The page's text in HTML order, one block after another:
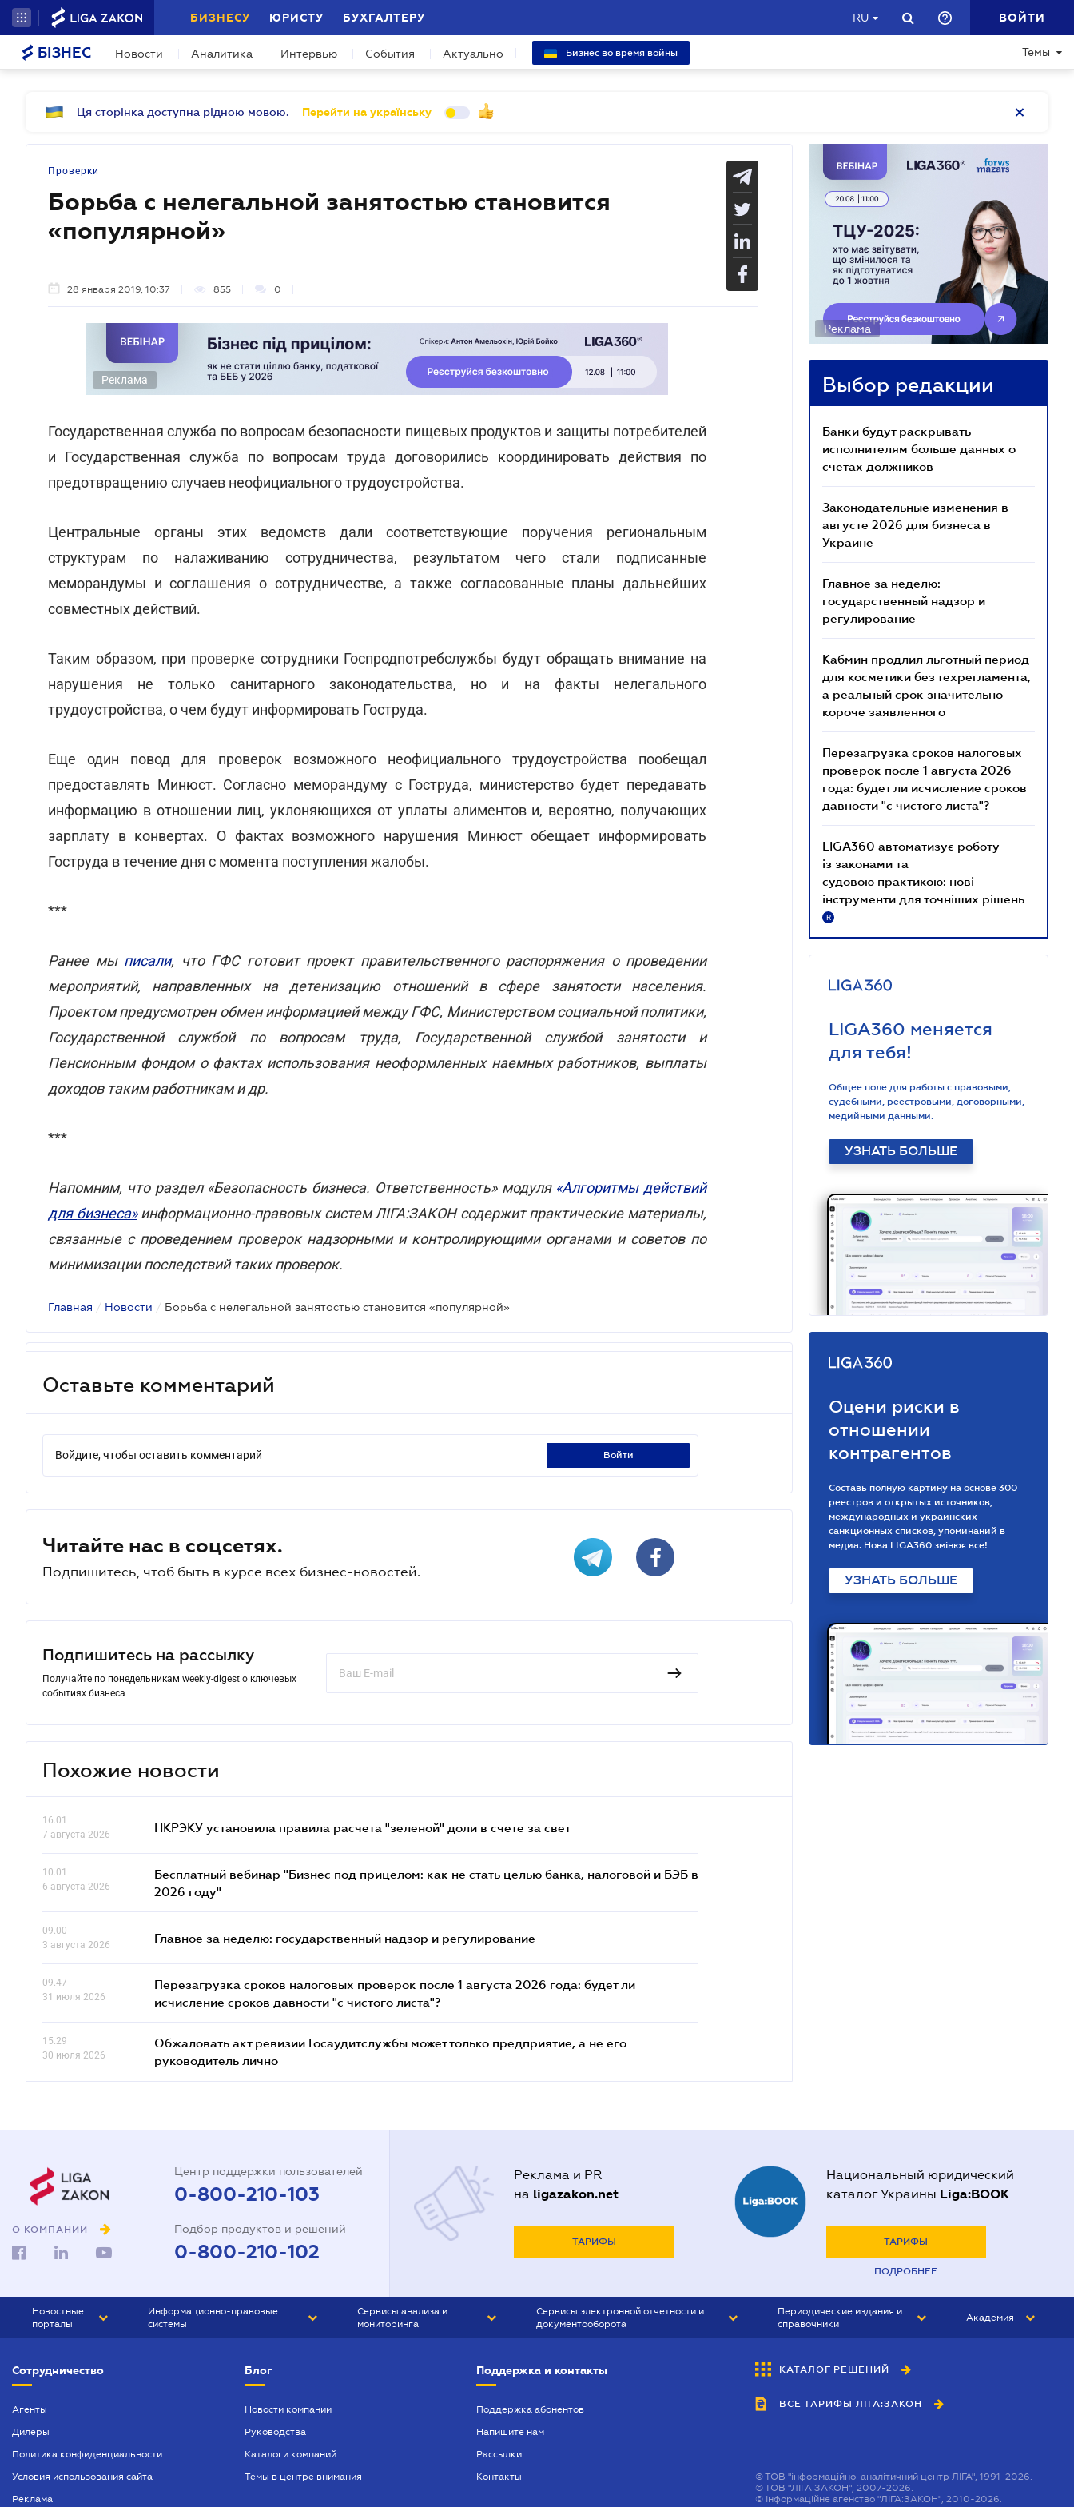
БИЗНЕСУ ЮРИСТУ БУХГАЛТЕРУ RU ВОЙТИ
БІЗНЕС Новости Аналитика Интервью События Актуально Бизнес во время войны Темы
Ця сторінка доступна рідною мовою. Перейти на українську
Проверки
Борьба с нелегальной занятостью становится
«популярной»
28 января 2019, 10:37 855 0
Реклама
Государственная служба по вопросам безопасности пищевых продуктов и защиты потребителей
и Государственная служба по вопросам труда договорились координировать действия по
предотвращению случаев неофициального трудоустройства.
Центральные органы этих ведомств дали соответствующие поручения региональным
структурам по налаживанию сотрудничества, результатом чего стали подписанные
меморандумы и соглашения о сотрудничестве, а также согласованные планы дальнейших
совместных действий.
Таким образом, при проверке сотрудники Госпродпотребслужбы будут обращать внимание на
нарушения не только санитарного законодательства, но и на факты нелегального
трудоустройства, о чем будут информировать Гоструда.
Еще один повод для проверок возможного неофициального трудоустройства пообещал
предоставлять Минюст. Согласно меморандуму с Гоструда, министерство будет передавать
информацию в отношении лиц, уклоняющихся от уплаты алиментов и, вероятно, получающих
зарплату в конвертах. О фактах возможного нарушения Минюст обещает информировать
Гоструда в течение дня с момента поступления жалобы.
***
Ранее мы писали, что ГФС готовит проект правительственного распоряжения о проведении
мероприятий, направленных на детенизацию отношений в сфере занятости населения.
Проектом предусмотрен обмен информацией между ГФС, Министерством социальной политики,
Государственной службой по вопросам труда, Государственной службой занятости и
Пенсионным фондом о фактах использования неоформленных наемных работников, выплаты
доходов таким работникам и др.
***
Напомним, что раздел «Безопасность бизнеса. Ответственность» модуля «Алгоритмы действий
для бизнеса»информационно-правовых систем ЛІГА:ЗАКОН содержит практические материалы,
связанные с проведением проверок надзорными и контролирующими органами и советов по
минимизации последствий таких проверок.
Главная / Новости / Борьба с нелегальной занятостью становится «популярной»
Оставьте комментарий
Войдите, чтобы оставить комментарий войти
Читайте нас в соцсетях.
Подпишитесь, чтоб быть в курсе всех бизнес-новостей.
Подпишитесь на рассылку
Получайте по понедельникам weekly-digest о ключевых
событиях бизнеса
Похожие новости
16.01
7 августа 2026
НКРЭКУ установила правила расчета "зеленой" доли в счете за свет
10.01
6 августа 2026
Бесплатный вебинар "Бизнес под прицелом: как не стать целью банка, налоговой и БЭБ в
2026 году"
09.00
3 августа 2026
Главное за неделю: государственный надзор и регулирование
09.47
31 июля 2026
Перезагрузка сроков налоговых проверок после 1 августа 2026 года: будет ли
исчисление сроков давности "с чистого листа"?
15.29
30 июля 2026
Обжаловать акт ревизии Госаудитслужбы может только предприятие, а не его
руководитель лично
Реклама
Выбор редакции
Банки будут раскрывать
исполнителям больше данных о
счетах должников
Законодательные изменения в
августе 2026 для бизнеса в
Украине
Главное за неделю:
государственный надзор и
регулирование
Кабмин продлил льготный период
для косметики без техрегламента,
а реальный срок значительно
короче заявленного
Перезагрузка сроков налоговых
проверок после 1 августа 2026
года: будет ли исчисление сроков
давности "с чистого листа"?
LIGA360 автоматизує роботу
із законами та
судовою практикою: нові
інструменти для точніших рішень
R
LIGA360 меняется
для тебя!
Общее поле для работы с правовыми,
судебными, реестровыми, договорными,
медийными данными.
УЗНАТЬ БОЛЬШЕ
Оцени риски в
отношении
контрагентов
Составь полную картину на основе 300
реестров и открытых источников,
международных и украинских
санкционных списков, упоминаний в
медиа. Нова LIGA360 змінює все!
УЗНАТЬ БОЛЬШЕ
О КОМПАНИИ
Центр поддержки пользователей
0-800-210-103
Подбор продуктов и решений
0-800-210-102
Реклама и PR
на ligazakon.net
ТАРИФЫ
Национальный юридический
каталог Украины Liga:BOOK
ТАРИФЫ
ПОДРОБНЕЕ
Новостные
порталы
БИЗНЕС
Информационно-правовые
системы
БУХГАЛТЕР ПРОФ
ЮРИСТ ПРОФ
Сервисы анализа и
мониторинга
Сервисы электронной отчетности и
документооборота
Периодические издания и
справочники
БУХГАЛТЕР&ЗАКОН
ВЕСТНИК МСФО
Академия
Сотрудничество
Агенты
Дилеры
Политика конфиденциальности
Условия использования сайта
Реклама
Блог
Новости компании
Руководства
Каталоги компаний
Темы в центре внимания
Поддержка и контакты
Поддержка абонентов
Напишите нам
Рассылки
Контакты
КАТАЛОГ РЕШЕНИЙ
ВСЕ ТАРИФЫ ЛІГА:ЗАКОН
©ТОВ "інформаційно-аналітичний центр ЛІГА", 1991-2026.
©ТОВ "ЛІГА ЗАКОН", 2007-2026.
© Інформаційне агенство "ЛІГА:ЗАКОН", 2010-2026.